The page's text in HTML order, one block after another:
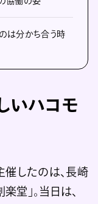
は分かち合う時
いハコモ
催したのは、長崎
堂」。当日は、